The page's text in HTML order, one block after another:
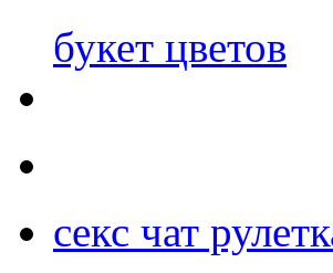
букет цветов
секс чат